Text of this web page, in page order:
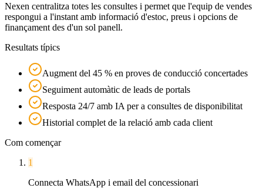
Nexen centralitza totes les consultes i permet que l'equip de vendes
respongui a l'instant amb informació d'estoc, preus i opcions de
finançament des d'un sol panell.
Resultats típics
Augment del 45 % en proves de conducció concertades
Seguiment automàtic de leads de portals
Resposta 24/7 amb IA per a consultes de disponibilitat
Historial complet de la relació amb cada client
Com començar
1
Connecta WhatsApp i email del concessionari